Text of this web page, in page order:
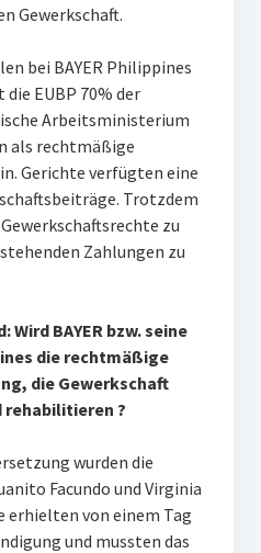
Gewerkschaft.
bei BAYER Philippines
EUBP 70% der
Arbeitsministerium
als rechtmäßige
Gerichte verfügten eine
Trotzdem
zu
Zahlungen zu
BAYER bzw. seine
die rechtmäßige
die Gewerkschaft
rehabilitieren ?
wurden die
Facundo und Virginia
erhielten von einem Tag
und mussten das